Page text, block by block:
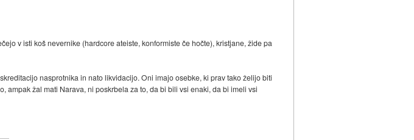
v isti koš nevernike (hardcore ateiste, konformiste če hočte), kristjane, žide pa
nasprotnika in nato likvidacijo. Oni imajo osebke, ki prav tako želijo biti
ampak žal mati Narava, ni poskrbela za to, da bi bili vsi enaki, da bi imeli vsi